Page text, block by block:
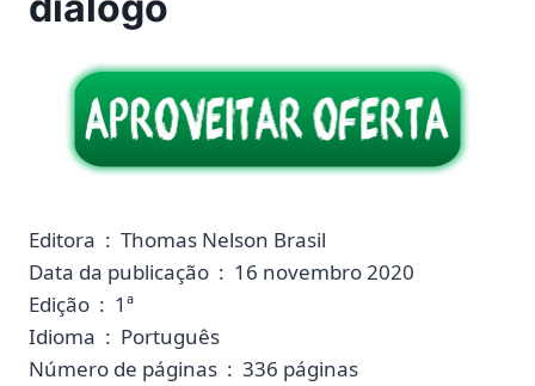
Editora ‏ : ‎ Thomas Nelson Brasil
Data da publicação ‏ : ‎ 16 novembro 2020
Edição ‏ : ‎ 1ª
Idioma ‏ : ‎ Português
Número de páginas ‏ : ‎ 336 páginas